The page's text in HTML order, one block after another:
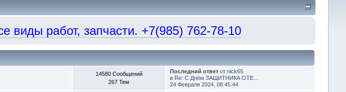
работ, запчасти. +7(985) 762-78-10
14580 Сообщений
267 Тем
Последний ответ отnick65
в Re: С Днём ЗАЩИТНИКА ОТЕ...
24 Февраля 2024, 08:45:44